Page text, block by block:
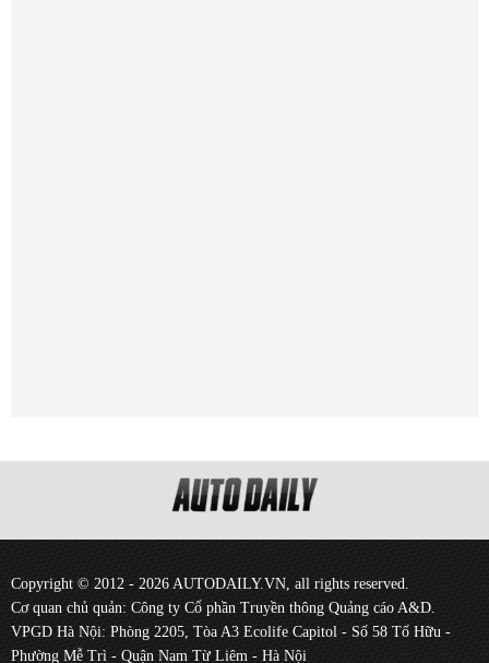
Copyright © 2012 - 2026 AUTODAILY.VN, all rights reserved.
Cơ quan chủ quản: Công ty Cổ phần Truyền thông Quảng cáo A&D.
VPGD Hà Nội: Phòng 2205, Tòa A3 Ecolife Capitol - Số 58 Tố Hữu -
Phường Mễ Trì - Quận Nam Từ Liêm - Hà Nội